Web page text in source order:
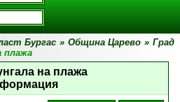
Бургас » Община Царево » Град
плажа
на плажа